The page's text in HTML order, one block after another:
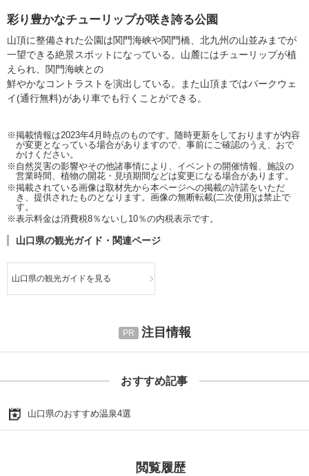
彩り豊かなチューリップが咲き誇る公園
山頂に整備された公園は関門海峡や関門橋、北九州の山並みまでが
一望できる絶景スポットになっている。山麓にはチューリップが植
えられ、関門海峡との
鮮やかなコントラストを演出している。また山頂まではパークウェ
イ(通行無料)があり車でも行くことができる。
※掲載情報は2023年4月時点のものです。随時更新をしておりますが内容
が変更となっている場合がありますので、事前にご確認のうえ、おで
かけください。
※自然災害の影響やその他諸事情により、イベントの開催情報、施設の
営業時間、植物の開花・見頃期間などは変更になる場合があります。
※掲載されている画像は取材先から本ページへの掲載の許諾をいただ
き、提供されたものとなります。画像の無断転載(二次使用)は禁止で
す。
※表示料金は消費税8％ないし10％の内税表示です。
山口県の観光ガイド・関連ページ
山口県の観光ガイドを見る
注目情報
おすすめ記事
山口県のおすすめ温泉4選
閲覧履歴